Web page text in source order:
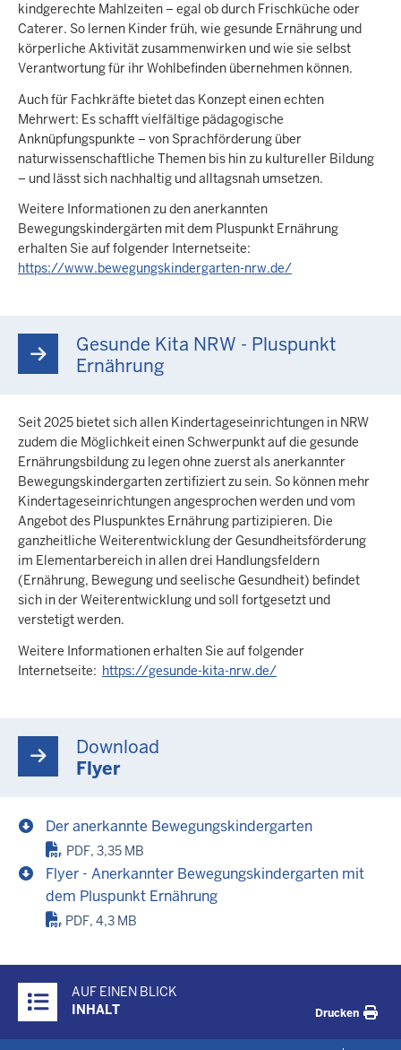
kindgerechte Mahlzeiten – egal ob durch Frischküche oder
Caterer. So lernen Kinder früh, wie gesunde Ernährung und
körperliche Aktivität zusammenwirken und wie sie selbst
Verantwortung für ihr Wohlbefinden übernehmen können.
Auch für Fachkräfte bietet das Konzept einen echten
Mehrwert: Es schafft vielfältige pädagogische
Anknüpfungspunkte – von Sprachförderung über
naturwissenschaftliche Themen bis hin zu kultureller Bildung
– und lässt sich nachhaltig und alltagsnah umsetzen.
Weitere Informationen zu den anerkannten
Bewegungskindergärten mit dem Pluspunkt Ernährung
erhalten Sie auf folgender Internetseite:
https://www.bewegungskindergarten-nrw.de/
Gesunde Kita NRW - Pluspunkt
Ernährung
Seit 2025 bietet sich allen Kindertageseinrichtungen in NRW
zudem die Möglichkeit einen Schwerpunkt auf die gesunde
Ernährungsbildung zu legen ohne zuerst als anerkannter
Bewegungskindergarten zertifiziert zu sein. So können mehr
Kindertageseinrichtungen angesprochen werden und vom
Angebot des Pluspunktes Ernährung partizipieren. Die
ganzheitliche Weiterentwicklung der Gesundheitsförderung
im Elementarbereich in allen drei Handlungsfeldern
(Ernährung, Bewegung und seelische Gesundheit) befindet
sich in der Weiterentwicklung und soll fortgesetzt und
verstetigt werden.
Weitere Informationen erhalten Sie auf folgender
Internetseite: https://gesunde-kita-nrw.de/
Download
Flyer
Der anerkannte Bewegungskindergarten
PDF, 3,35 MB
Flyer - Anerkannter Bewegungskindergarten mit
dem Pluspunkt Ernährung
PDF, 4,3 MB
Inhalte
AUF EINEN BLICK
INHALT
Drucken